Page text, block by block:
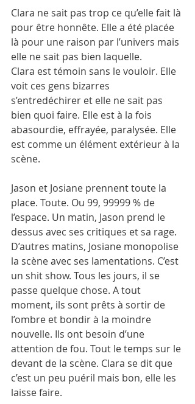
Clara ne sait pas trop ce qu’elle fait là
pour être honnête. Elle a été placée
là pour une raison par l’univers mais
elle ne sait pas bien laquelle.
Clara est témoin sans le vouloir. Elle
voit ces gens bizarres
s’entredéchirer et elle ne sait pas
bien quoi faire. Elle est à la fois
abasourdie, effrayée, paralysée. Elle
est comme un élément extérieur à la
scène.
Jason et Josiane prennent toute la
place. Toute. Ou 99, 99999 % de
l’espace. Un matin, Jason prend le
dessus avec ses critiques et sa rage.
D’autres matins, Josiane monopolise
la scène avec ses lamentations. C’est
un shit show. Tous les jours, il se
passe quelque chose. A tout
moment, ils sont prêts à sortir de
l’ombre et bondir à la moindre
nouvelle. Ils ont besoin d’une
attention de fou. Tout le temps sur le
devant de la scène. Clara se dit que
c’est un peu puéril mais bon, elle les
laisse faire.